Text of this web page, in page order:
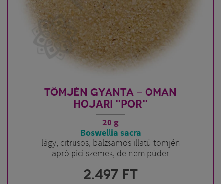
TÖMJÉN GYANTA - OMAN
HOJARI "POR"
20 g
Boswellia sacra
lágy, citrusos, balzsamos illatú tömjén
apró pici szemek, de nem púder
2.497 FT